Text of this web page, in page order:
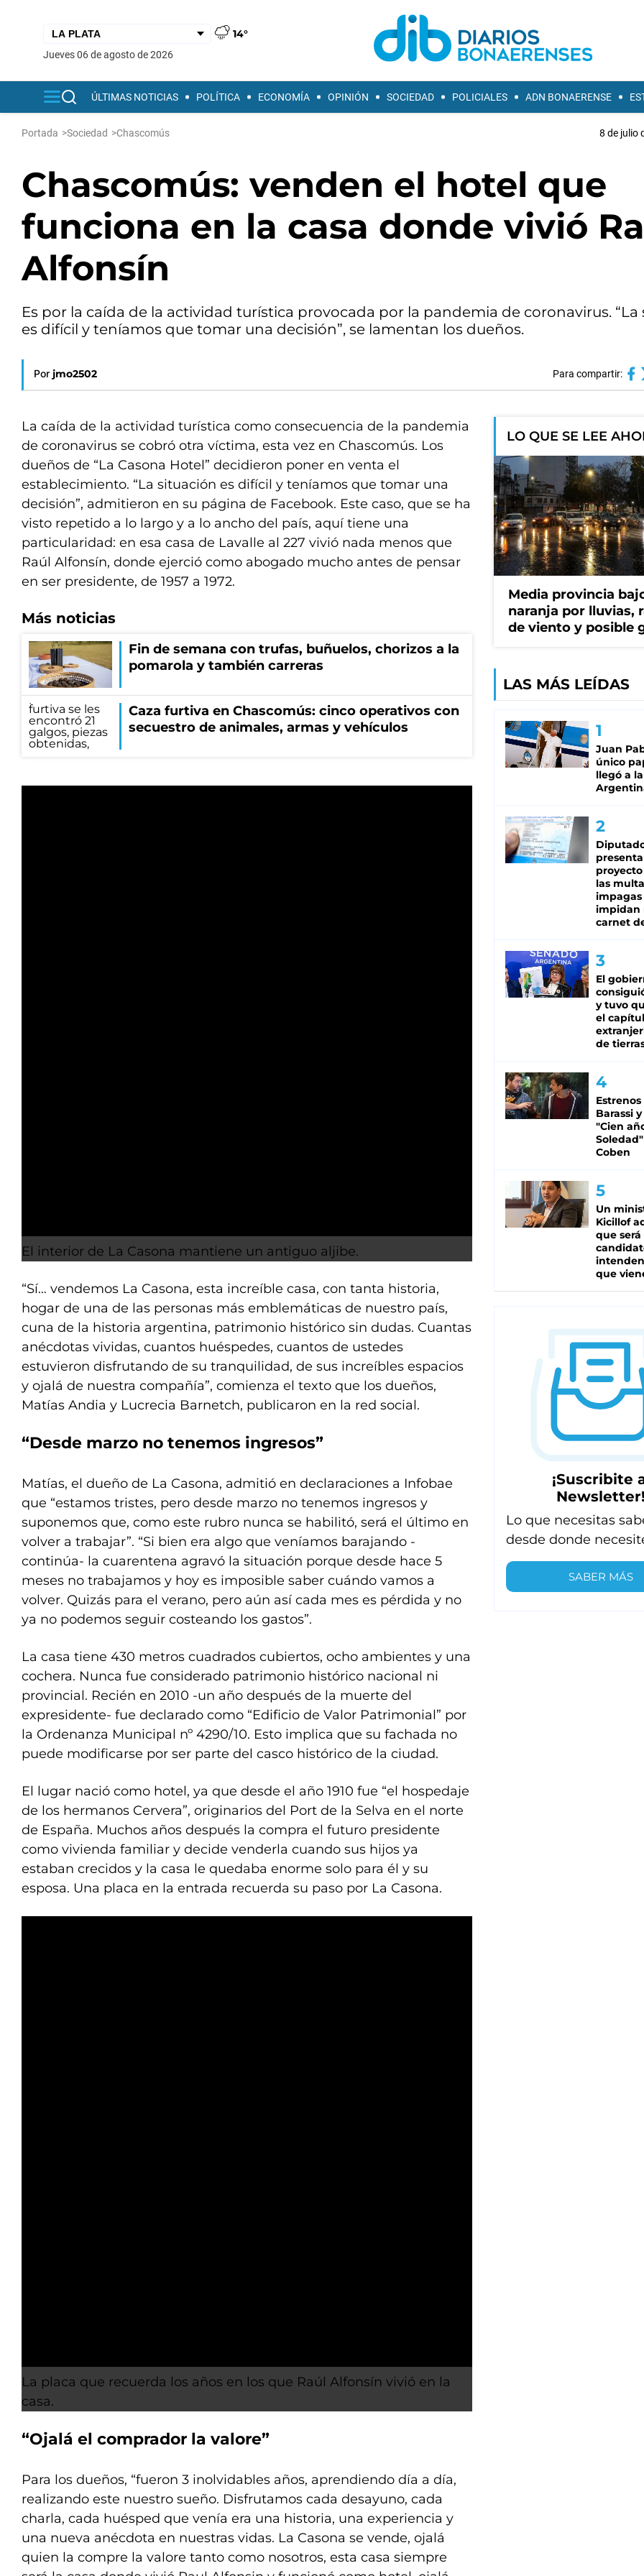
14°
jueves 06 de agosto de 2026
ÚLTIMAS NOTICIAS POLÍTICA ECONOMÍA OPINIÓN SOCIEDAD POLICIALES ADN BONAERENSE
Portada >Sociedad >Chascomús 8 de julio
Chascomús: venden el hotel que
funciona en la casa donde vivió
Alfonsín
Es por la caída de la actividad turística provocada por la pandemia de coronavirus. “La
es difícil y teníamos que tomar una decisión”, se lamentan los dueños.
Por jmo2502 Para compartir:
La caída de la actividad turística como consecuencia de la pandemia
de coronavirus se cobró otra víctima, esta vez en Chascomús. Los
dueños de “La Casona Hotel” decidieron poner en venta el
establecimiento. “La situación es difícil y teníamos que tomar una
decisión”, admitieron en su página de Facebook. Este caso, que se ha
visto repetido a lo largo y a lo ancho del país, aquí tiene una
particularidad: en esa casa de Lavalle al 227 vivió nada menos que
Raúl Alfonsín, donde ejerció como abogado mucho antes de pensar
en ser presidente, de 1957 a 1972.
Más noticias
Fin de semana con trufas, buñuelos, chorizos a la
pomarola y también carreras
Caza furtiva en Chascomús: cinco operativos con
secuestro de animales, armas y vehículos
El interior de La Casona mantiene un antiguo aljibe.
“Sí… vendemos La Casona, esta increíble casa, con tanta historia,
hogar de una de las personas más emblemáticas de nuestro país,
cuna de la historia argentina, patrimonio histórico sin dudas. Cuantas
anécdotas vividas, cuantos huéspedes, cuantos de ustedes
estuvieron disfrutando de su tranquilidad, de sus increíbles espacios
y ojalá de nuestra compañía”, comienza el texto que los dueños,
Matías Andia y Lucrecia Barnetch, publicaron en la red social.
“Desde marzo no tenemos ingresos”
Matías, el dueño de La Casona, admitió en declaraciones a Infobae
que “estamos tristes, pero desde marzo no tenemos ingresos y
suponemos que, como este rubro nunca se habilitó, será el último en
volver a trabajar”. “Si bien era algo que veníamos barajando -
continúa- la cuarentena agravó la situación porque desde hace 5
meses no trabajamos y hoy es imposible saber cuándo vamos a
volver. Quizás para el verano, pero aún así cada mes es pérdida y no
ya no podemos seguir costeando los gastos”.
La casa tiene 430 metros cuadrados cubiertos, ocho ambientes y una
cochera. Nunca fue considerado patrimonio histórico nacional ni
provincial. Recién en 2010 -un año después de la muerte del
expresidente- fue declarado como “Edificio de Valor Patrimonial” por
la Ordenanza Municipal nº 4290/10. Esto implica que su fachada no
puede modificarse por ser parte del casco histórico de la ciudad.
El lugar nació como hotel, ya que desde el año 1910 fue “el hospedaje
de los hermanos Cervera”, originarios del Port de la Selva en el norte
de España. Muchos años después la compra el futuro presidente
como vivienda familiar y decide venderla cuando sus hijos ya
estaban crecidos y la casa le quedaba enorme solo para él y su
esposa. Una placa en la entrada recuerda su paso por La Casona.
La placa que recuerda los años en los que Raúl Alfonsín vivió en la
casa.
“Ojalá el comprador la valore”
Para los dueños, “fueron 3 inolvidables años, aprendiendo día a día,
realizando este nuestro sueño. Disfrutamos cada desayuno, cada
charla, cada huésped que venía era una historia, una experiencia y
una nueva anécdota en nuestras vidas. La Casona se vende, ojalá
quien la compre la valore tanto como nosotros, esta casa siempre
LO QUE SE LEE
Media provincia
naranja por lluvias,
de viento y posible
LAS MÁS LEÍDAS
Juan
único
llegó a la
las
impagas
impidan
carnet
El
y tuvo
el
de
Estrenos
Barassi
"Cien
Coben
Un
Kicillof
que será
que
¡Suscribite
Newsletter!
Lo que necesitas
desde donde
SABER MÁS